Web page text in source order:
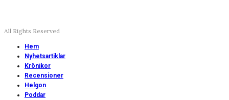
All Rights Reserved
Hem
Nyhetsartiklar
Krönikor
Recensioner
Helgon
Poddar